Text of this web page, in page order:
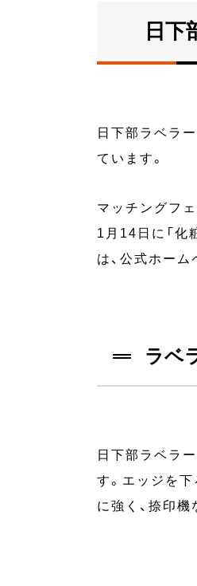
日下
日下部ラベラ
ています。
マッチングフ
1月14日に「化
は、公式ホーム
ラベ
日下部ラベラ
す。エッジを
に強く、捺印